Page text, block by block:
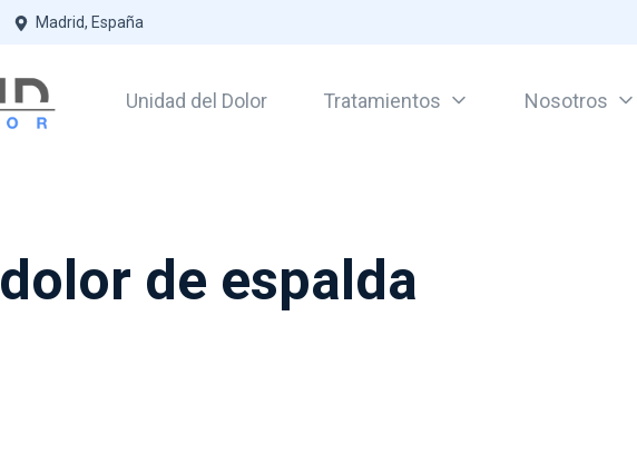
Madrid, España
Unidad del Dolor Tratamientos Nosotros
dolor de espalda